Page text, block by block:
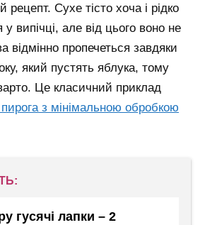
рецепт. Сухе тісто хоча і рідко
у випічці, але від цього воно не
відмінно пропечеться завдяки
який пустять яблука, тому
Це класичний приклад
з мінімальною обробкою
гусячі лапки – 2